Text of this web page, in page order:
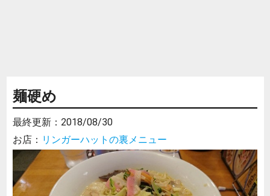
麺硬め
最終更新： 2018/08/30
お店： リンガーハットの裏メニュー